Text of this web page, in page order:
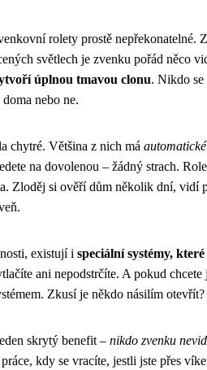
rolety prostě nepřekonatelné.
světlech je zvenku pořád něco
úplnou tmavou clonu. Nikdo se
nebo ne.
chytré. Většina z nich má
na dovolenou – žádný strach.
Zloděj si ověří dům několik dní, vidí
existují i speciální systémy,
ani nepodstrčíte. A pokud
Zkusí je někdo násilím
skrytý benefit – nikdo zvenku
kdy se vracíte, jestli jste přes